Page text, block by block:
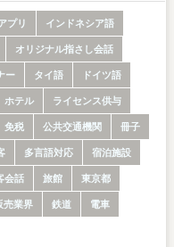
プリ
インドネシア語
オリジナル指さし会話
ー タイ語
ドイツ語
ホテル
ライセンス供与
免税 公共交通機関
冊子
多言語対応
宿泊施設
会話 旅館
東京都
売業界 鉄道
電車